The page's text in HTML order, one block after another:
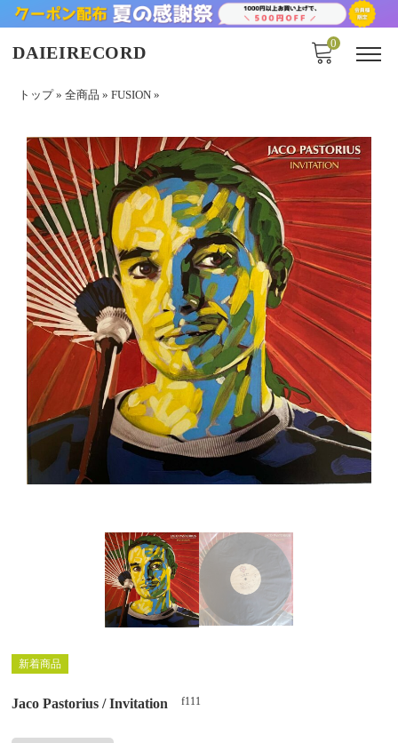
DAIEIRECORD 0
トップ» 全商品 » FUSION »
新着商品
Jaco Pastorius / Invitation f111